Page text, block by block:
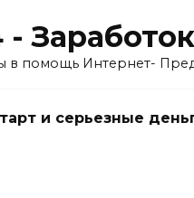
в помощь Интернет-
и серьезные